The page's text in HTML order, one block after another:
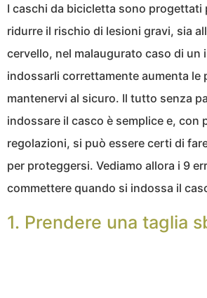
I caschi da bicicletta sono progettati
ridurre il rischio di lesioni gravi, sia
cervello, nel malaugurato caso di un
indossarli correttamente aumenta le
mantenervi al sicuro. Il tutto senza
indossare il casco è semplice e, con
regolazioni, si può essere certi di
per proteggersi. Vediamo allora i 9
commettere quando si indossa il
1. Prendere una taglia